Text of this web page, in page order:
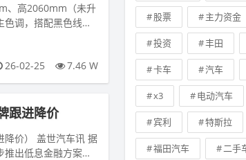
、高2060mm（未升
调，搭配黑色线条
26-02-25 7.46 W
跟进降价
降价） 盖世汽车讯 据
出低息金融方案，
股票 主力资金
投资 丰田
卡车 汽车
x3 电动汽车
宾利 特斯拉
福田汽车 二手